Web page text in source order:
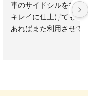
を依頼。早く安く
り満足です。何か
思いました。